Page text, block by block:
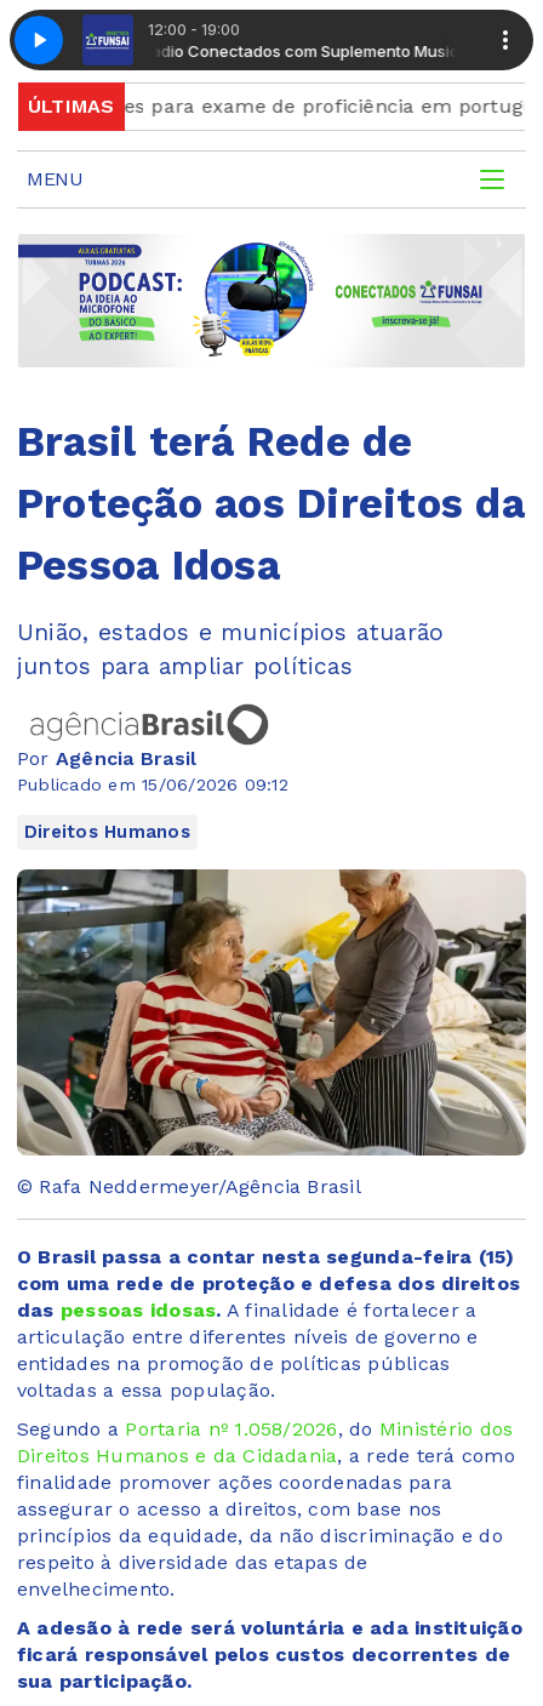
12:00 - 19:00
MusicalRadio Conectados com Suplemento Musical
ÚLTIMASpara exame de proficiência em português
MENU
Brasil terá Rede de
Proteção aos Direitos da
Pessoa Idosa
União, estados e municípios atuarão
juntos para ampliar políticas
Por Agência Brasil
Publicado em 15/06/2026 09:12
Direitos Humanos
© Rafa Neddermeyer/Agência Brasil
O Brasil passa a contar nesta segunda-feira (15)
com uma rede de proteção e defesa dos direitos
das pessoas idosas. A finalidade é fortalecer a
articulação entre diferentes níveis de governo e
entidades na promoção de políticas públicas
voltadas a essa população.
Segundo a Portaria nº 1.058/2026, do Ministério dos
Direitos Humanos e da Cidadania, a rede terá como
finalidade promover ações coordenadas para
assegurar o acesso a direitos, com base nos
princípios da equidade, da não discriminação e do
respeito à diversidade das etapas de
envelhecimento.
A adesão à rede será voluntária e ada instituição
ficará responsável pelos custos decorrentes de
sua participação.